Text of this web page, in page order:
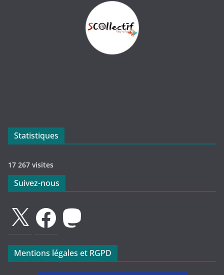
Statistiques
17 267 visites
Suivez-nous
FacebookMastodon
Mentions légales et RGPD